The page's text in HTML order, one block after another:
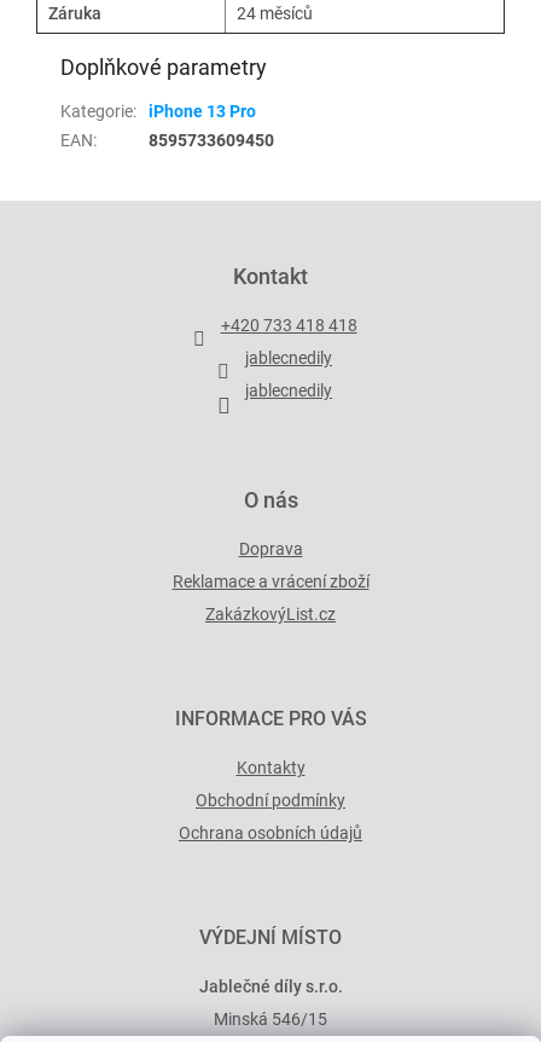
Záruka
24 měsíců
Doplňkové parametry
Kategorie:
iPhone 13 Pro
EAN: 8595733609450
Kontakt
+420 733 418 418
jablecnedily
jablecnedily
O nás
Doprava
Reklamace a vrácení zboží
ZakázkovýList.cz
INFORMACE PRO VÁS
Kontakty
Obchodní podmínky
Ochrana osobních údajů
VÝDEJNÍ MÍSTO
Jablečné díly s.r.o.
Minská 546/15